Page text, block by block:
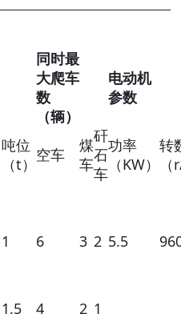
同时最
大爬车
数
（辆）
电动机
参数
吨位
（t） 空车
煤
车
矸
石
车
功率
（KW）
转
1 6 3 2 5.5
1.5 4 2 1